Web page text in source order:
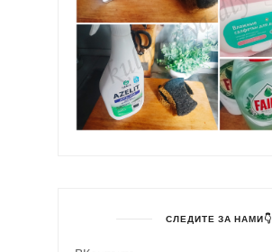
СЛЕДИТЕ ЗА НАМИ👇